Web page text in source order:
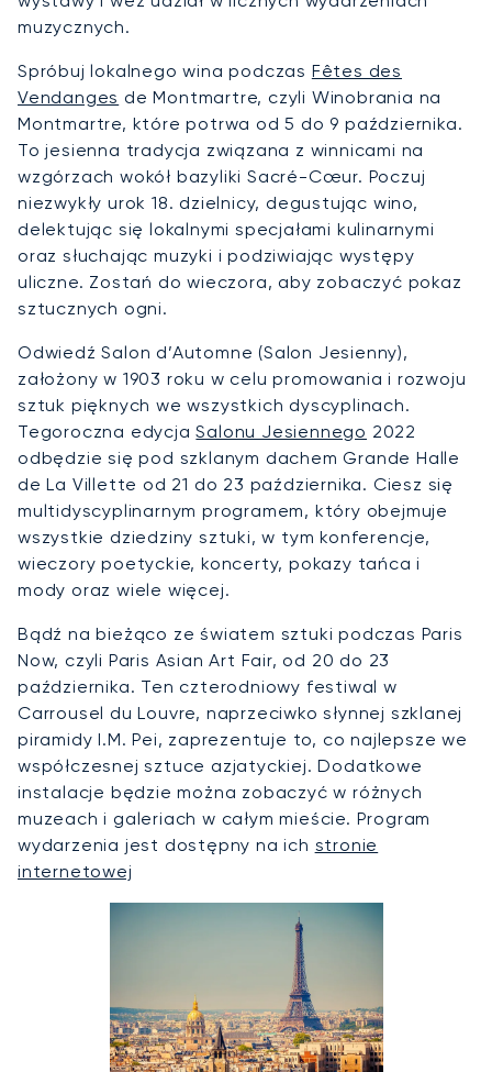
muzycznych.
Spróbuj lokalnego wina podczas Fêtes des
Vendanges de Montmartre, czyli Winobrania na
Montmartre, które potrwa od 5 do 9 października.
To jesienna tradycja związana z winnicami na
wzgórzach wokół bazyliki Sacré-Cœur. Poczuj
niezwykły urok 18. dzielnicy, degustując wino,
delektując się lokalnymi specjałami kulinarnymi
oraz słuchając muzyki i podziwiając występy
uliczne. Zostań do wieczora, aby zobaczyć pokaz
sztucznych ogni.
Odwiedź Salon d’Automne (Salon Jesienny),
założony w 1903 roku w celu promowania i rozwoju
sztuk pięknych we wszystkich dyscyplinach.
Tegoroczna edycjaSalonu Jesiennego 2022
odbędzie się pod szklanym dachem Grande Halle
de La Villette od 21 do 23 października. Ciesz się
multidyscyplinarnym programem, który obejmuje
wszystkie dziedziny sztuki, w tym konferencje,
wieczory poetyckie, koncerty, pokazy tańca i
mody oraz wiele więcej.
Bądź na bieżąco ze światem sztuki podczas Paris
Now, czyli Paris Asian Art Fair, od 20 do 23
października. Ten czterodniowy festiwal w
Carrousel du Louvre, naprzeciwko słynnej szklanej
piramidy I.M. Pei, zaprezentuje to, co najlepsze we
współczesnej sztuce azjatyckiej. Dodatkowe
instalacje będzie można zobaczyć w różnych
muzeach i galeriach w całym mieście. Program
wydarzenia jest dostępny na ich stronie
internetowej